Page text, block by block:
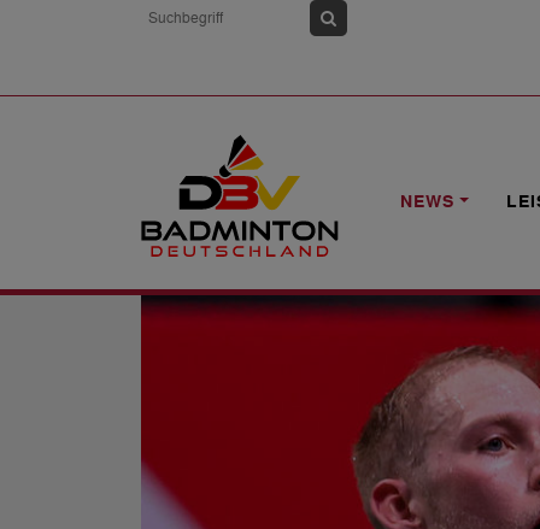
NEWS
NEWS